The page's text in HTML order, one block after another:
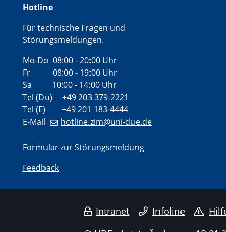
Hotline
Für technische Fragen und
Störungsmeldungen.
Mo-Do 08:00 - 20:00 Uhr
Fr 08:00 - 19:00 Uhr
Sa 10:00 - 14:00 Uhr
Tel (Du) +49 203 379-2221
Tel (E) +49 201 183-4444
E-Mail
hotline.zim@uni-due.de
Formular zur Störungsmeldung
Feedback
Intranet Infoline